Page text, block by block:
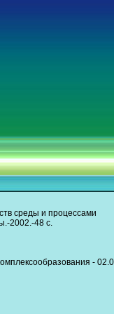
среды и процессами
2002.-48 с.
-